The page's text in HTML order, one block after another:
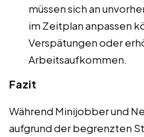
müssen sich an
im Zeitplan anpassen
Verspätungen oder
Arbeitsaufkommen.
Fazit
Während Minijobber und
aufgrund der begrenzten